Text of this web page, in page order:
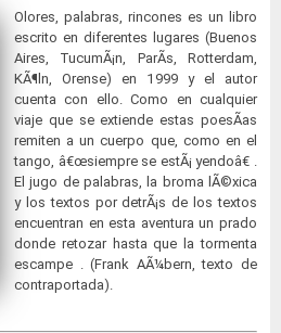
Olores, palabras, rincones es un libro
escrito en diferentes lugares (Buenos
Aires, TucumÃ¡n, ParÃ­s, Rotterdam,
KÃ¶ln, Orense) en 1999 y el autor
cuenta con ello. Como en cualquier
viaje que se extiende estas poesÃ­as
remiten a un cuerpo que, como en el
tango, â€œsiempre se estÃ¡ yendoâ€ .
El jugo de palabras, la broma lÃ©xica
y los textos por detrÃ¡s de los textos
encuentran en esta aventura un prado
donde retozar hasta que la tormenta
escampe . (Frank AÃ¼bern, texto de
contraportada).